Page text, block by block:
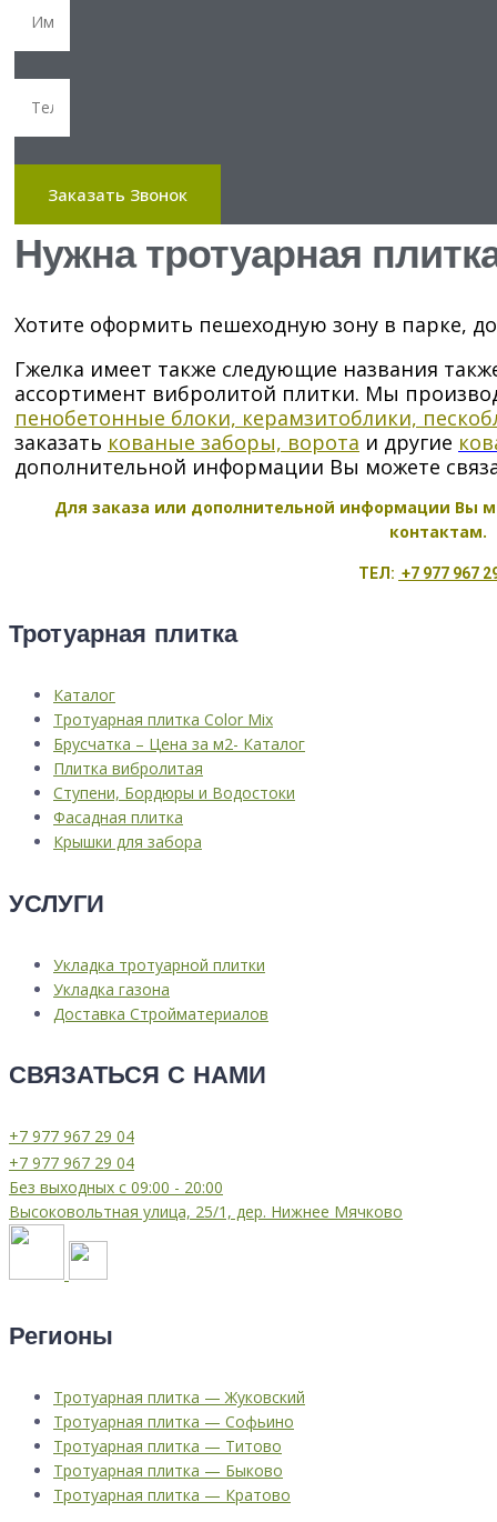
Заказать Звонок
Нужна тротуарная
Хотите оформить пешеходную зону в парке,
Гжелка имеет также следующие названия
ассортимент вибролитой плитки. Мы
пенобетонные блоки, керамзитоблики,
заказать кованые заборы, ворота и другие
дополнительной информации Вы можете
Для заказа или дополнительной информации Вы
контактам.
ТЕЛ: +7 977 967
Тротуарная плитка
Каталог
Тротуарная плитка Color Mix
Брусчатка – Цена за м2- Каталог
Плитка вибролитая
Ступени, Бордюры и Водостоки
Фасадная плитка
Крышки для забора
УСЛУГИ
Укладка тротуарной плитки
Укладка газона
Доставка Стройматериалов
СВЯЗАТЬСЯ С НАМИ
⁦+7 977 967 29 04
⁦+7 977 967 29 04
Без выходных с 09:00 - 20:00
Высоковольтная улица, 25/1, дер. Нижнее Мячково
Регионы
Тротуарная плитка — Жуковский
Тротуарная плитка — Софьино
Тротуарная плитка — Титово
Тротуарная плитка — Быково
Тротуарная плитка — Кратово